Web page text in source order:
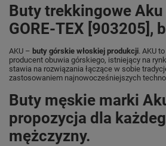
Buty trekkingowe Aku
GORE-TEX [903205],
AKU – buty górskie włoskiej produkcji. AKU
producent obuwia górskiego, istniejący na
stawia na rozwiązania łączące w sobie
zastosowaniem najnowocześniejszych
Buty męskie marki
propozycja dla
mężczyzny.